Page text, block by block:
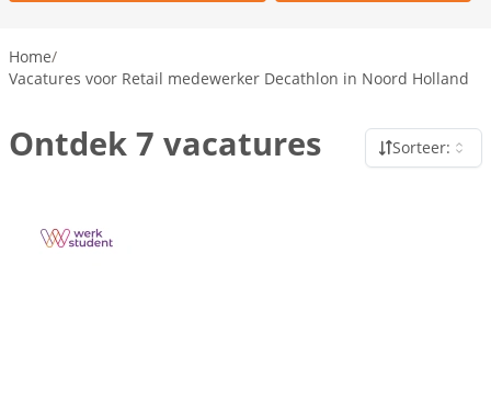
Home/
Vacatures voor Retail medewerker Decathlon in Noord Holland
Ontdek 7 vacatures Sorteer: